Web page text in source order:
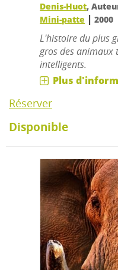
Denis-Huot,
Mini-patte |2000
L'histoire du plus
gros des animaux
intelligents.
Plus
Réserver
Disponible